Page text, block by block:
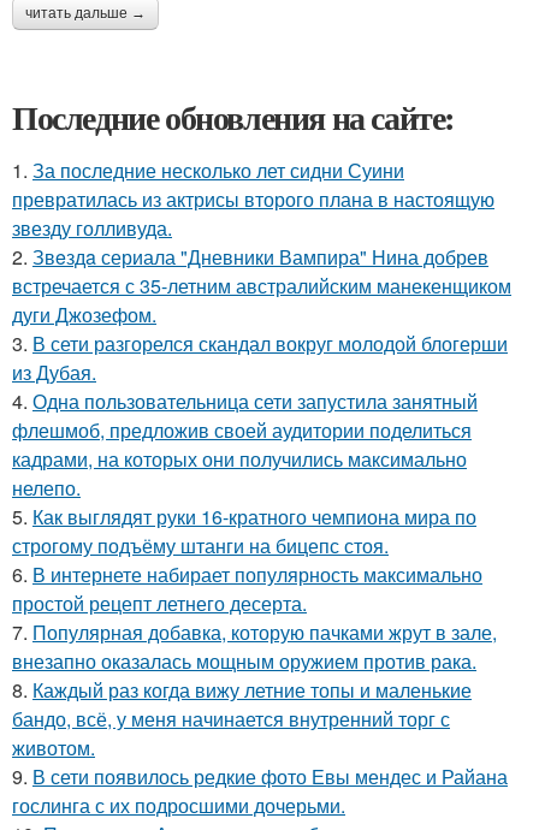
читать дальше →
Последние обновления на сайте:
1. За последние несколько лет сидни Суини
превратилась из актрисы второго плана в настоящую
звезду голливуда.
2. Звeздa сериала "Дневники Вампира" Нина добрев
встречается с 35-летним австралийским манекенщиком
дуги Джозефом.
3. В сети разгорелся скандал вокруг молодой блогерши
из Дубая.
4. Одна пользовательница сети запустила занятный
флешмоб, предложив своей аудитории поделиться
кадрами, на которых они получились максимально
нелепо.
5. Как выглядят руки 16-кратного чемпиона мира по
строгому подъёму штанги на бицепс стоя.
6. В интернете набирает популярность максимально
простой рецепт летнего десерта.
7. Популярная добавка, которую пачками жрут в зале,
внезапно оказалась мощным оружием против рака.
8. Каждый раз когда вижу летние топы и маленькие
бандо, всё, у меня начинается внутренний торг с
животом.
9. В сети появилось редкие фото Евы мендес и Райана
гослинга с их подросшими дочерьми.